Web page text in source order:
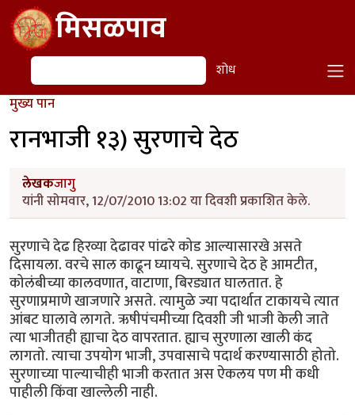
Skip to main contentमिसळपाव
शोध शोध
मुख्य पान
रानभाजी १३) सुरणाचे देठ
लेखकजागु
यांनी सोमवार, 12/07/2010 13:02 या दिवशी प्रकाशित केले.
सुरणाचे देढ हिरव्या देढावर पांढरे कोड आल्यासारखे असते
दिसायला. वरचे साल काढून घ्यायचे. सुरणाचे देठ हे आमटीत,
कोलंबीच्या कालवणात, वाटाणा, बिरड्यात घालतात. हे
सुरणाप्रमाणे खाजणारे असते. त्यामुळे ज्या पदार्थात टाकायचे त्यात
आंबट घालावे लागते. ऋषीपंचमीच्या दिवशी जी भाजी केली जाते
त्या भाजीतही ह्याचा देठ वापरतात. ह्याच सुरणाला खाली कंद
लागतो. त्याचा उपयोग भाजी, उपवासाचे पदार्थ करण्यासाठी होतो.
सुरणाच्या पाल्याचीही भाजी करतात अस ऐकलय पण मी कधी
पाहीली किंवा खाल्लेली नाही.